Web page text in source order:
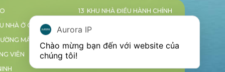
NHÀ Ở CÔNG NHÂN
MẦM NON
VIÊN
13 KHU NHÀ ĐIỀU HÀNH CHÍNH
SIÊU THỊ
Aurora IP
Chào mừng bạn đến với website của
chúng tôi!